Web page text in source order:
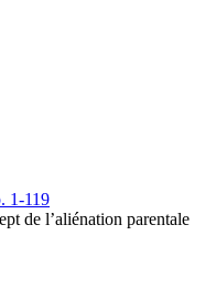
1-119
de l’aliénation parentale